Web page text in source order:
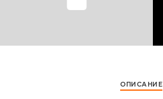
ОПИСАНИЕ